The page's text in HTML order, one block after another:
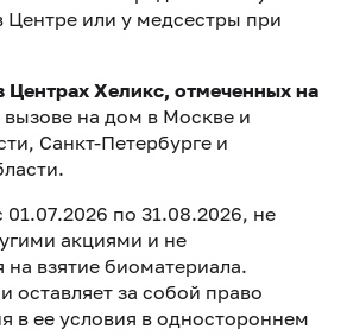
Центре или у медсестры при
Центрах Хеликс, отмеченных на
вызове на дом в Москве и
Санкт-Петербурге и
01.07.2026 по 31.08.2026, не
акциями и не
на взятие биоматериала.
оставляет за собой право
в ее условия в одностороннем